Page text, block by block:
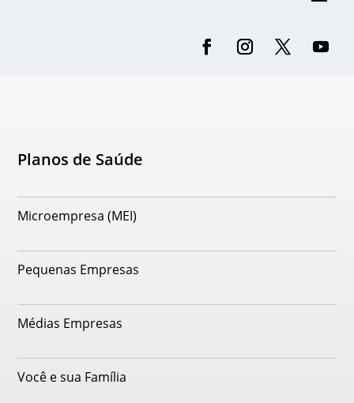
Planos de Saúde
Microempresa (MEI)
Pequenas Empresas
Médias Empresas
Você e sua Família